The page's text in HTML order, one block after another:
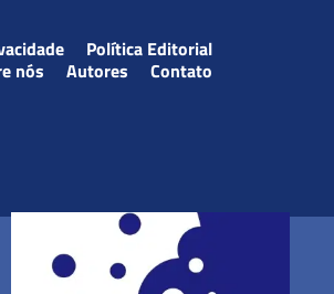
Política Editorial
nós Autores Contato